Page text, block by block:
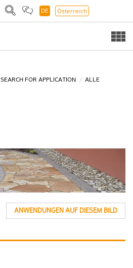
DE Österreich
SEARCH FOR APPLICATION
ALLE
ANWENDUNGEN AUF DIESEM BILD